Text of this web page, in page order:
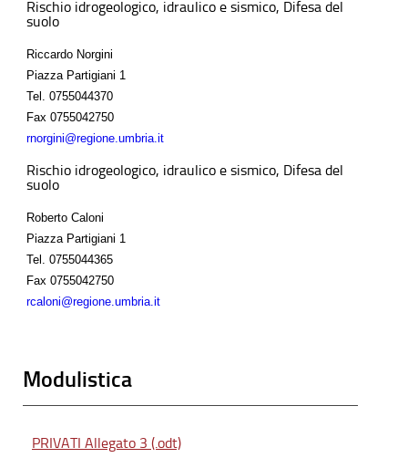
Rischio idrogeologico, idraulico e sismico, Difesa del
suolo
Riccardo Norgini
Piazza Partigiani 1
Tel. 0755044370
Fax 0755042750
rnorgini@regione.umbria.it
Rischio idrogeologico, idraulico e sismico, Difesa del
suolo
Roberto Caloni
Piazza Partigiani 1
Tel. 0755044365
Fax 0755042750
rcaloni@regione.umbria.it
Modulistica
PRIVATI Allegato 3 (.odt)